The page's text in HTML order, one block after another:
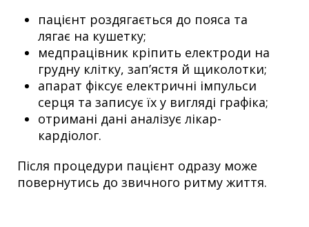
пацієнт роздягається до пояса та
лягає на кушетку;
медпрацівник кріпить електроди на
грудну клітку, зап’ястя й щиколотки;
апарат фіксує електричні імпульси
серця та записує їх у вигляді графіка;
отримані дані аналізує лікар-
кардіолог.
Після процедури пацієнт одразу може
повернутись до звичного ритму життя.